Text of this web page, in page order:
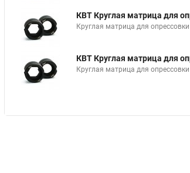
КВТ Круглая матрица для
Круглая матрица для
КВТ Круглая матрица для
Круглая матрица для